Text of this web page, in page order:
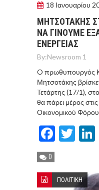
18 Ιανουαρίου
ΜΗΤΣΟΤΑΚΗΣ
ΝΑ ΓΙΝΟΥΜΕ
ΕΝΕΡΓΕΙΑΣ
By:Newsroom 1
O πρωθυπουργός
Μητσοτάκης
Τετάρτης (17/1),
θα πάρει μέρος
Οικονομικού
0
ΠΟΛΙΤΙΚΗ